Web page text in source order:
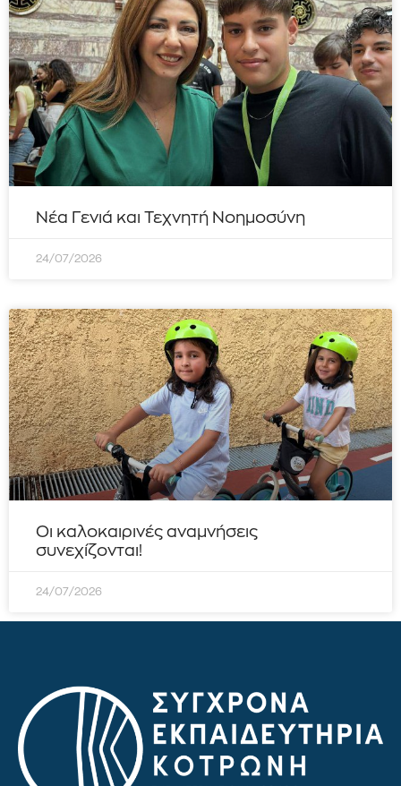
Νέα Γενιά και Τεχνητή Νοημοσύνη
24/07/2026
Οι καλοκαιρινές αναμνήσεις
συνεχίζονται!
24/07/2026